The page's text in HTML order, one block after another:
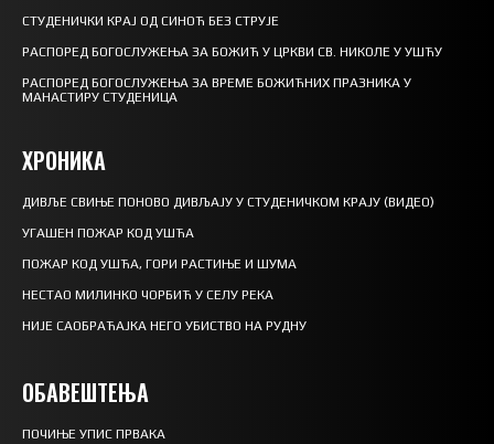
СТУДЕНИЧКИ КРАЈ ОД СИНОЋ БЕЗ СТРУЈЕ
РАСПОРЕД БОГОСЛУЖЕЊА ЗА БОЖИЋ У ЦРКВИ СВ. НИКОЛЕ У УШЋУ
РАСПОРЕД БОГОСЛУЖЕЊА ЗА ВРЕМЕ БОЖИЋНИХ ПРАЗНИКА У
МАНАСТИРУ СТУДЕНИЦА
ХРОНИКА
ДИВЉЕ СВИЊЕ ПОНОВО ДИВЉАЈУ У СТУДЕНИЧКОМ КРАЈУ (ВИДЕО)
УГАШЕН ПОЖАР КОД УШЋА
ПОЖАР КОД УШЋА, ГОРИ РАСТИЊЕ И ШУМА
НЕСТАО МИЛИНКО ЧОРБИЋ У СЕЛУ РЕКА
НИЈЕ САОБРАЋАЈКА НЕГО УБИСТВО НА РУДНУ
ОБАВЕШТЕЊА
ПОЧИЊЕ УПИС ПРВАКА